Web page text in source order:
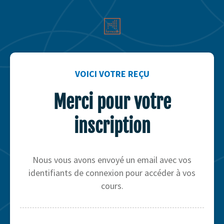
VOICI VOTRE REÇU
Merci pour votre
inscription
Nous vous avons envoyé un email avec vos
identifiants de connexion pour accéder à vos
cours.